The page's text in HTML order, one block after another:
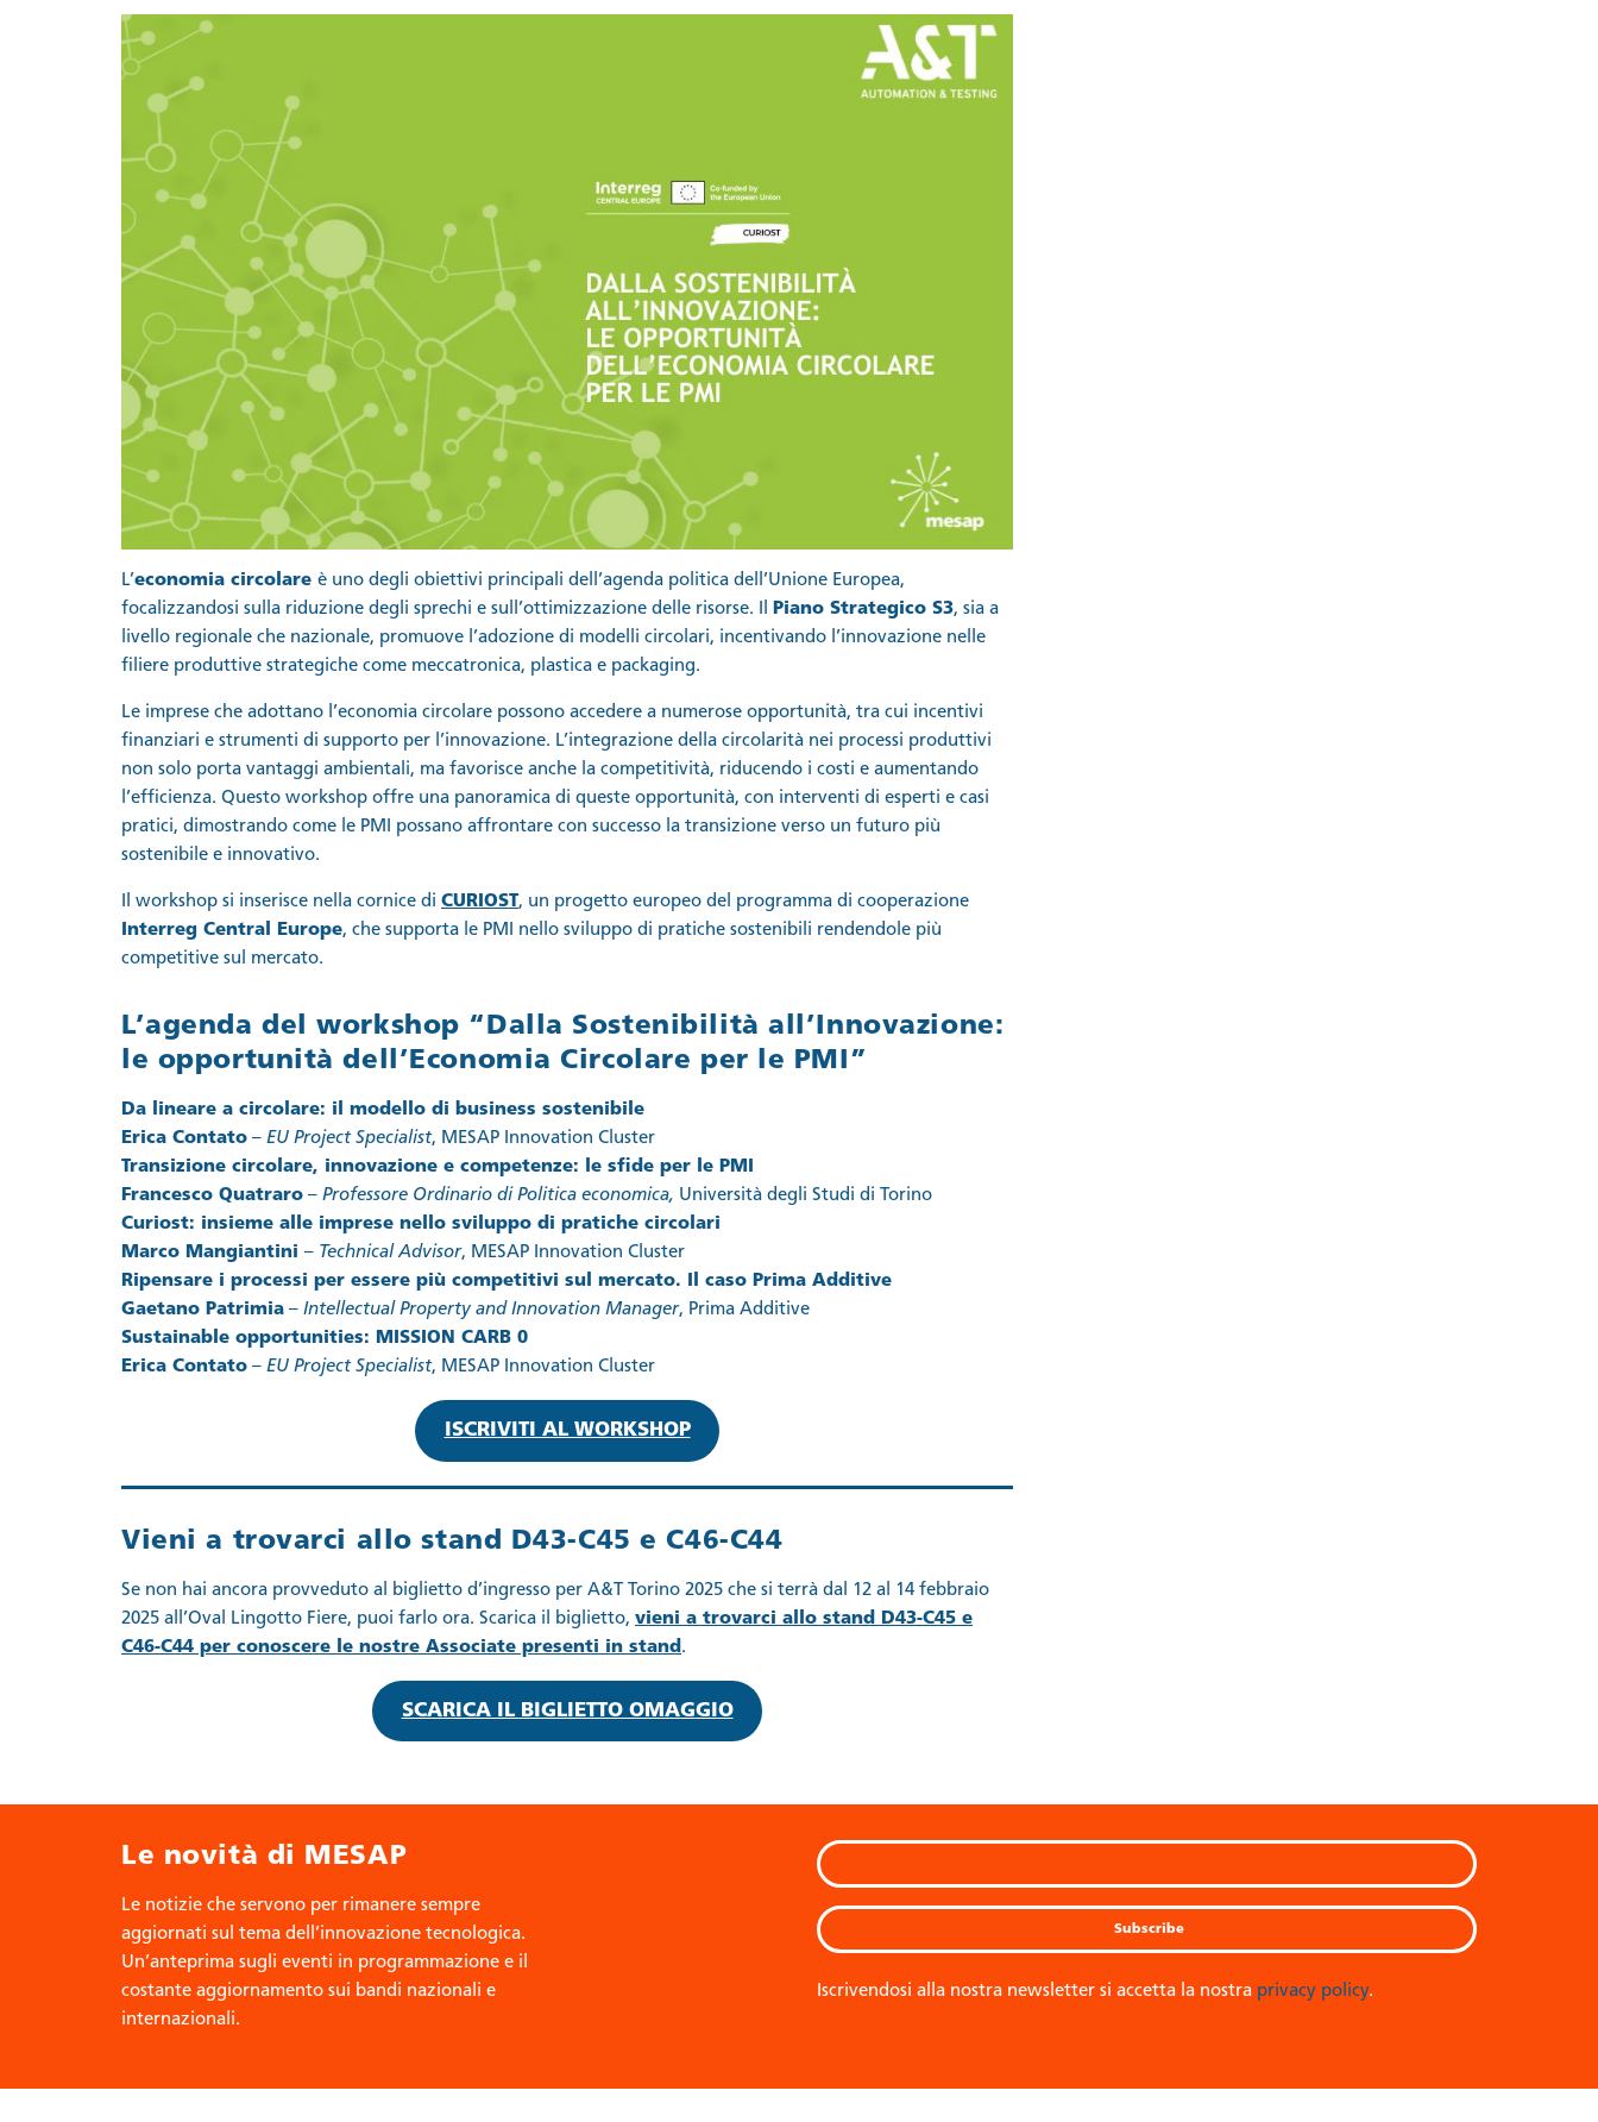
L’economia circolare è uno degli obiettivi principali dell’agenda politica dell’Unione Europea,
focalizzandosi sulla riduzione degli sprechi e sull’ottimizzazione delle risorse. Il Piano Strategico S3, sia a
livello regionale che nazionale, promuove l’adozione di modelli circolari, incentivando l’innovazione nelle
filiere produttive strategiche come meccatronica, plastica e packaging.
Le imprese che adottano l’economia circolare possono accedere a numerose opportunità, tra cui incentivi
finanziari e strumenti di supporto per l’innovazione. L’integrazione della circolarità nei processi produttivi
non solo porta vantaggi ambientali, ma favorisce anche la competitività, riducendo i costi e aumentando
l’efficienza. Questo workshop offre una panoramica di queste opportunità, con interventi di esperti e casi
pratici, dimostrando come le PMI possano affrontare con successo la transizione verso un futuro più
sostenibile e innovativo.
Il workshop si inserisce nella cornice di CURIOST, un progetto europeo del programma di cooperazione
Interreg Central Europe, che supporta le PMI nello sviluppo di pratiche sostenibili rendendole più
competitive sul mercato.
L’agenda del workshop “Dalla Sostenibilità all’Innovazione:
le opportunità dell’Economia Circolare per le PMI”
Da lineare a circolare: il modello di business sostenibile
Erica Contato – EU Project Specialist, MESAP Innovation Cluster
Transizione circolare, innovazione e competenze: le sfide per le PMI
Francesco Quatraro – Professore Ordinario di Politica economica, Università degli Studi di Torino
Curiost: insieme alle imprese nello sviluppo di pratiche circolari
Marco Mangiantini – Technical Advisor, MESAP Innovation Cluster
Ripensare i processi per essere più competitivi sul mercato. Il caso Prima Additive
Gaetano Patrimia – Intellectual Property and Innovation Manager, Prima Additive
Sustainable opportunities: MISSION CARB 0
Erica Contato – EU Project Specialist, MESAP Innovation Cluster
ISCRIVITI AL WORKSHOP
Vieni a trovarci allo stand D43-C45 e C46-C44
Se non hai ancora provveduto al biglietto d’ingresso per A&T Torino 2025 che si terrà dal 12 al 14 febbraio
2025 all’Oval Lingotto Fiere, puoi farlo ora. Scarica il biglietto, vieni a trovarci allo stand D43-C45 e
C46-C44 per conoscere le nostre Associate presenti in stand .
SCARICA IL BIGLIETTO OMAGGIO
Le novità di MESAP
Le notizie che servono per rimanere sempre
aggiornati sul tema dell’innovazione tecnologica.
Un’anteprima sugli eventi in programmazione e il
costante aggiornamento sui bandi nazionali e
internazionali.
Iscrivendosi alla nostra newsletter si accetta la nostra privacy policy.